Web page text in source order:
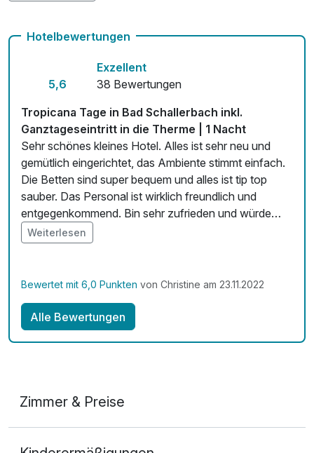
Hotelbewertungen
5,6
Exzellent
38 Bewertungen
Tropicana Tage in Bad Schallerbach inkl.
Ganztageseintritt in die Therme | 1 Nacht
Sehr schönes kleines Hotel. Alles ist sehr neu und
gemütlich eingerichtet, das Ambiente stimmt einfach.
Die Betten sind super bequem und alles ist tip top
sauber. Das Personal ist wirklich freundlich und
entgegenkommend. Bin sehr zufrieden und würde
wieder buchen.
Weiterlesen
Bewertet mit 6,0 Punkten von Christine am 23.11.2022
Alle Bewertungen
Zimmer & Preise